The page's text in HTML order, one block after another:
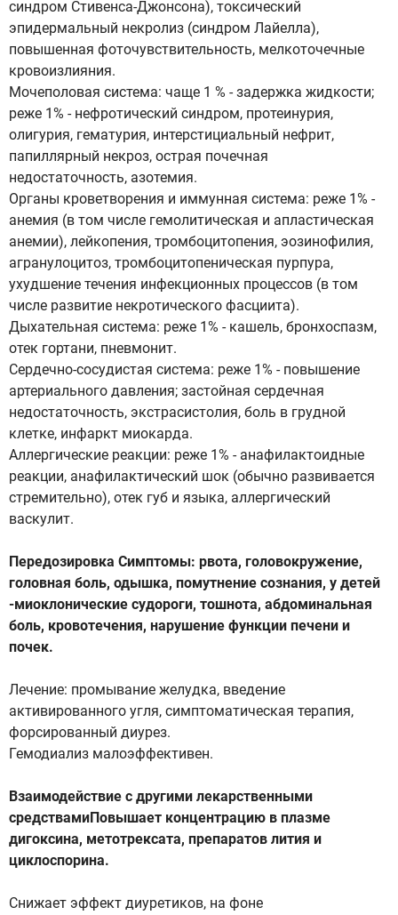
синдром Стивенса-Джонсона), токсический
эпидермальный некролиз (синдром Лайелла),
повышенная фоточувствительность, мелкоточечные
кровоизлияния.
Мочеполовая система: чаще 1 % - задержка жидкости;
реже 1% - нефротический синдром, протеинурия,
олигурия, гематурия, интерстициальный нефрит,
папиллярный некроз, острая почечная
недостаточность, азотемия.
Органы кроветворения и иммунная система: реже 1% -
анемия (в том числе гемолитическая и апластическая
анемии), лейкопения, тромбоцитопения, эозинофилия,
агранулоцитоз, тромбоцитопеническая пурпура,
ухудшение течения инфекционных процессов (в том
числе развитие некротического фасциита).
Дыхательная система: реже 1% - кашель, бронхоспазм,
отек гортани, пневмонит.
Сердечно-сосудистая система: реже 1% - повышение
артериального давления; застойная сердечная
недостаточность, экстрасистолия, боль в грудной
клетке, инфаркт миокарда.
Аллергические реакции: реже 1% - анафилактоидные
реакции, анафилактический шок (обычно развивается
стремительно), отек губ и языка, аллергический
васкулит.
Передозировка Симптомы: рвота, головокружение,
головная боль, одышка, помутнение сознания, у детей
-миоклонические судороги, тошнота, абдоминальная
боль, кровотечения, нарушение функции печени и
почек.
Лечение: промывание желудка, введение
активированного угля, симптоматическая терапия,
форсированный диурез.
Гемодиализ малоэффективен.
Взаимодействие с другими лекарственными
средствамиПовышает концентрацию в плазме
дигоксина, метотрексата, препаратов лития и
циклоспорина.
Снижает эффект диуретиков, на фоне